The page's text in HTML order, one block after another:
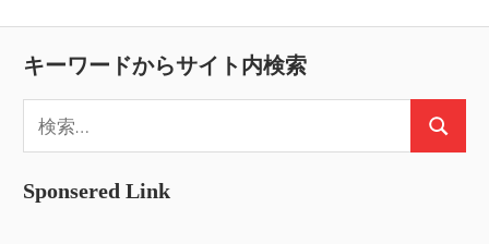
ビ
ゲ
ー
シ
ョ
キーワードからサイト内検索
索:
検
Sponsered Link